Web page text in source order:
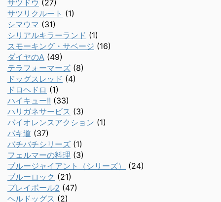
サツドウ (27)
サツリクルート (1)
シマウマ (31)
シリアルキラーランド (1)
スモーキング・サベージ (16)
ダイヤのA (49)
テラフォーマーズ (8)
ドッグスレッド (4)
ドロヘドロ (1)
ハイキュー!! (33)
ハリガネサービス (3)
バイオレンスアクション (1)
バキ道 (37)
バチバチシリーズ (1)
フェルマーの料理 (3)
ブルージャイアント（シリーズ）
(24)
ブルーロック (21)
プレイボール2 (47)
ヘルドッグス (2)